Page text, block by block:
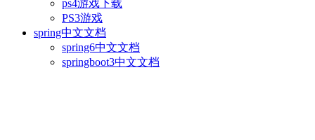
ps4游戏下载
PS3游戏
spring中文文档
spring6中文文档
springboot3中文文档